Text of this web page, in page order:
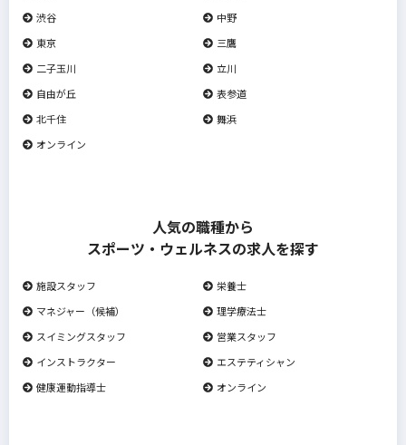
渋谷
中野
東京
三鷹
二子玉川
立川
自由が丘
表参道
北千住
舞浜
オンライン
人気の職種から
スポーツ・ウェルネスの求人を探す
施設スタッフ
栄養士
マネジャー（候補）
理学療法士
スイミングスタッフ
営業スタッフ
インストラクター
エステティシャン
健康運動指導士
オンライン